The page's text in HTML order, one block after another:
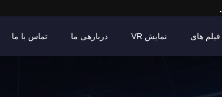
فیلم های نمایش VR دربارهی ما تماس با ما